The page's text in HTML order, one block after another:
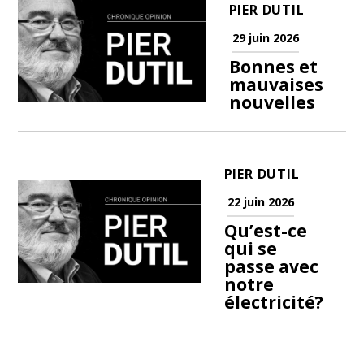
PIER DUTIL
29 juin 2026
Bonnes et
mauvaises
nouvelles
PIER DUTIL
22 juin 2026
Qu’est-ce
qui se
passe avec
notre
électricité?